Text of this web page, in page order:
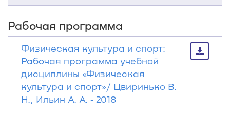
Рабочая программа
Физическая культура и спорт:
Рабочая программа учебной
дисциплины «Физическая
культура и спорт»/ Цвиринько В.
Н., Ильин А. А. ‐ 2018